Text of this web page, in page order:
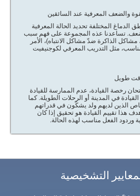
والضعف المعرفية عند السائقين
المختلفة تحديد الحالة المعرفية
تساعدنا عذه المجموعة على فهم سبب
الذاكرة ضدّ مشاكل الانتباه)، الأمر
مثل التدريب المعرفي لكوجنيفيت
وقت طويل
رخصة القيادة، عدم الممارسة للقيادة
في المدينة أو الرحلات الطويلة. كما
الذين لديهم ولد يشكّون في قدراتهم
هذا تقييم القيادة هو تحقيق إذا كان
وردود الفعل مناسب لهذه الحالة.
التشخيصية